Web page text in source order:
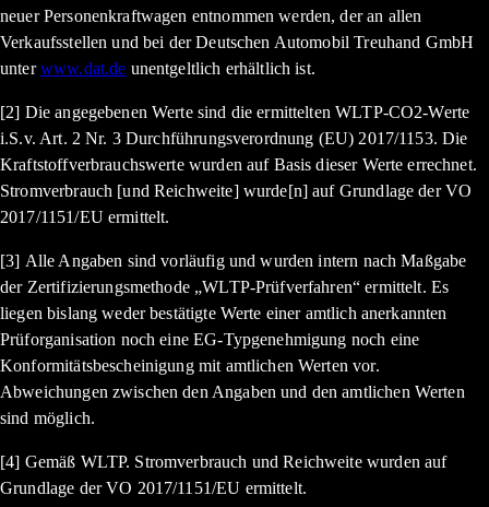
neuer Personenkraftwagen entnommen werden, der an allen
Verkaufsstellen und bei der Deutschen Automobil Treuhand GmbH
unterwww.dat.de unentgeltlich erhältlich ist.
[2] Die angegebenen Werte sind die ermittelten WLTP-CO2-Werte
i.S.v. Art. 2 Nr. 3 Durchführungsverordnung (EU) 2017/1153. Die
Kraftstoffverbrauchswerte wurden auf Basis dieser Werte errechnet.
Stromverbrauch [und Reichweite] wurde[n] auf Grundlage der VO
2017/1151/EU ermittelt.
[3] Alle Angaben sind vorläufig und wurden intern nach Maßgabe
der Zertifizierungsmethode „WLTP-Prüfverfahren“ ermittelt. Es
liegen bislang weder bestätigte Werte einer amtlich anerkannten
Prüforganisation noch eine EG-Typgenehmigung noch eine
Konformitätsbescheinigung mit amtlichen Werten vor.
Abweichungen zwischen den Angaben und den amtlichen Werten
sind möglich.
[4] Gemäß WLTP. Stromverbrauch und Reichweite wurden auf
Grundlage der VO 2017/1151/EU ermittelt.